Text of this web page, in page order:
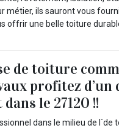
métier, ils sauront vous
offrir une belle toiture
de toiture
profitez d’un
le 27120 !!
dans le milieu de l`de